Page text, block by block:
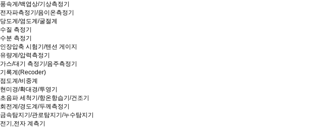
풍속계/백엽상/기상측정기
전자파측정기/음이온측정기
당도계/염도계/굴절계
수질 측정기
수분 측정기
인장압축 시험기/텐션 게이지
유량계/압력측정기
가스/대기 측정기/음주측정기
기록계(Recoder)
점도계/비중계
현미경/확대경/투영기
초음파 세척기/항온항습기/건조기
회전계/경도계/두께측정기
금속탐지기/관로탐지기/누수탐지기
전기,전자 계측기